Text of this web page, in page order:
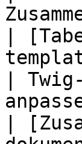
|
|
|